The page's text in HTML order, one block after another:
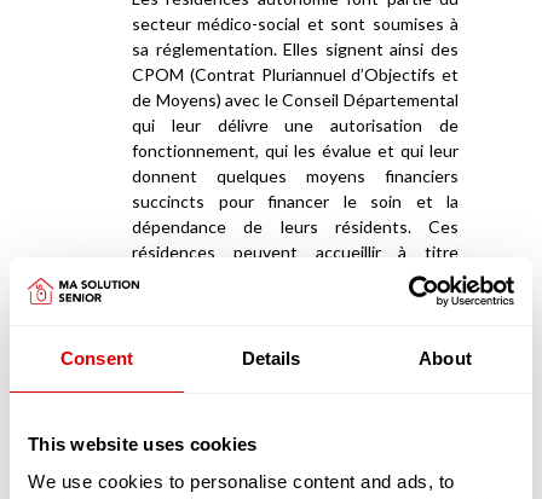
Consent Details About
This website uses cookies
We use cookies to personalise content and ads, to
secteur médico-social et sont soumises à
sa réglementation. Elles signent ainsi des
CPOM (Contrat Pluriannuel d’Objectifs et
de Moyens) avec le Conseil Départemental
qui leur délivre une autorisation de
fonctionnement, qui les évalue et qui leur
donnent quelques moyens financiers
succincts pour financer le soin et la
dépendance de leurs résidents. Ces
résidences peuvent accueillir à titre
dérogatoire des personnes dont la
dépendance est évaluée entre un GIR 1 et
bénéficie du service d’un
(Service
partenariats ont été signées avec des
EHPAD .